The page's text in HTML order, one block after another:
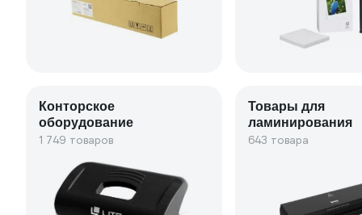
Конторское
оборудование
1 749 товаров
Товары для
ламинирования
643 товара